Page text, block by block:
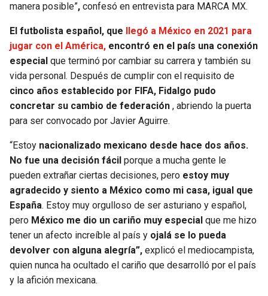
manera posible”, confesó en entrevista para MARCA MX.
El futbolista español, que
llegó a México en 2021 para
jugar con el América, encontró en el país una conexión
especial que terminó por cambiar su carrera y también su
vida personal. Después de cumplir con el requisito de
cinco años establecido por FIFA, Fidalgo pudo
concretar su cambio de federación , abriendo la puerta
para ser convocado por Javier Aguirre.
“Estoy nacionalizado mexicano desde hace dos años.
No fue una decisión fácil porque a mucha gente le
pueden extrañar ciertas decisiones, pero estoy muy
agradecido y siento a México como mi casa, igual que
España. Estoy muy orgulloso de ser asturiano y español,
pero México me dio un cariño muy especial que me hizo
tener un afecto increíble al país y ojalá se lo pueda
devolver con alguna alegría”, explicó el mediocampista,
quien nunca ha ocultado el cariño que desarrolló por el país
y la afición mexicana.